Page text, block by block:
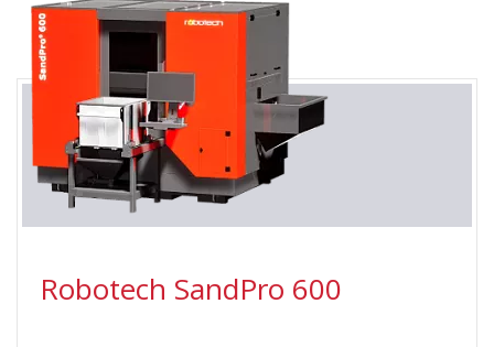
Robotech SandPro 600